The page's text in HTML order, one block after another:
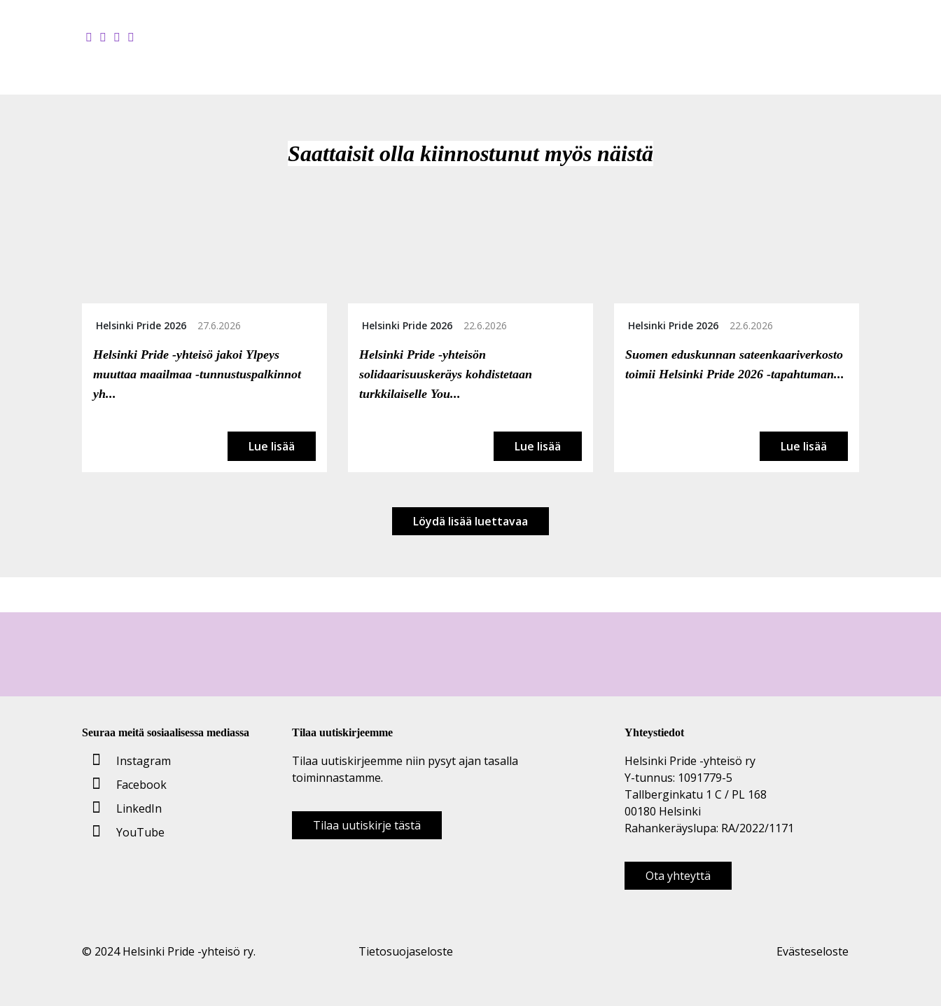
Saattaisit olla kiinnostunut myös näistä
Helsinki Pride 2026 27.6.2026
Helsinki Pride -yhteisö jakoi Ylpeys
muuttaa maailmaa -tunnustuspalkinnot
yh...
Lue lisää
Helsinki Pride 2026 22.6.2026
Helsinki Pride -yhteisön
solidaarisuuskeräys kohdistetaan
turkkilaiselle You...
Lue lisää
Helsinki Pride 2026 22.6.2026
Suomen eduskunnan sateenkaariverkosto
toimii Helsinki Pride 2026 -tapahtuman...
Lue lisää
Löydä lisää luettavaa
Seuraa meitä sosiaalisessa mediassa
Instagram
Facebook
LinkedIn
YouTube
Tilaa uutiskirjeemme
Tilaa uutiskirjeemme niin pysyt ajan tasalla
toiminnastamme.
Tilaa uutiskirje tästä
Yhteystiedot
Helsinki Pride -yhteisö ry
Y-tunnus: 1091779-5
Tallberginkatu 1 C / PL 168
00180 Helsinki
Rahankeräyslupa: RA/2022/1171
Ota yhteyttä
© 2024 Helsinki Pride -yhteisö ry. Tietosuojaseloste Evästeseloste